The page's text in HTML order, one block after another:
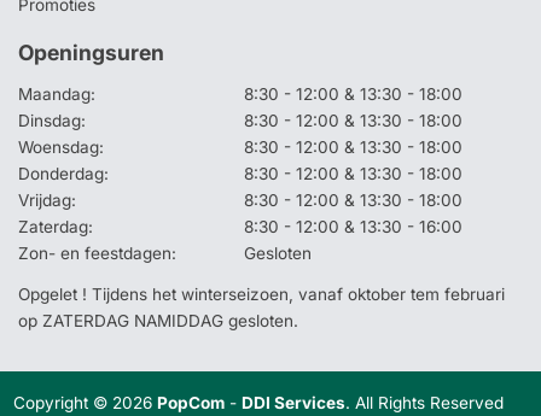
Promoties
Openingsuren
Maandag:
8:30 - 12:00 & 13:30 - 18:00
Dinsdag:
8:30 - 12:00 & 13:30 - 18:00
Woensdag:
8:30 - 12:00 & 13:30 - 18:00
Donderdag:
8:30 - 12:00 & 13:30 - 18:00
Vrijdag:
8:30 - 12:00 & 13:30 - 18:00
Zaterdag:
8:30 - 12:00 & 13:30 - 16:00
Zon- en feestdagen:
Gesloten
Opgelet ! Tijdens het winterseizoen, vanaf oktober tem februari
op ZATERDAG NAMIDDAG gesloten.
Copyright © 2026PopCom -DDI Services. All Rights Reserved